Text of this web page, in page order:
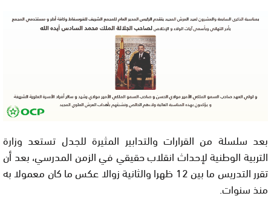
بعد سلسلة من القرارات والتدابير المثيرة للجدل تستعد وزارة
التربية الوطنية لإحداث انقلاب حقيقي في الزمن المدرسي، بعد أن
تقرر التدريس ما بين 12 ظهرا والثانية زوالا عكس ما كان معمولا به
منذ سنوات.